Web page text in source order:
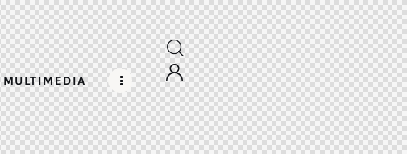
MULTIMEDIA
NACIONALES